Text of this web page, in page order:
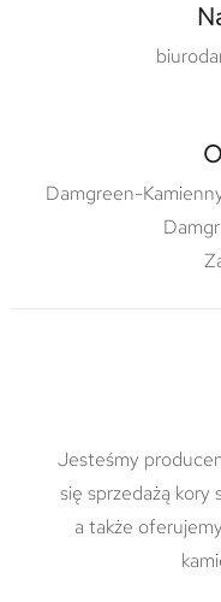
Damgreen-
Jesteśmy
się sprzedażą kory
a także